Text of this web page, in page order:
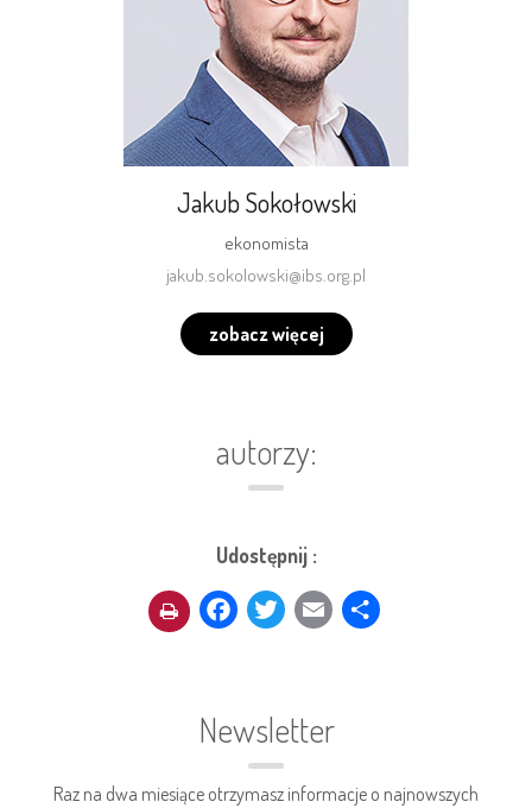
Jakub Sokołowski
ekonomista
jakub.sokolowski@ibs.org.pl
zobacz więcej
autorzy:
Udostępnij :
Facebook
Twitter
Email
Newsletter
Raz na dwa miesiące otrzymasz informacje o najnowszych